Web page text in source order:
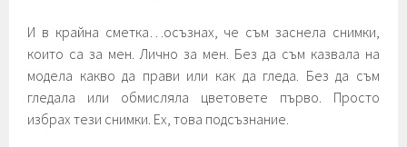
И в крайна сметка…осъзнах, че съм заснела снимки,
които са за мен. Лично за мен. Без да съм казвала на
модела какво да прави или как да гледа. Без да съм
гледала или обмисляла цветовете първо. Просто
избрах тези снимки. Ех, това подсъзнание.